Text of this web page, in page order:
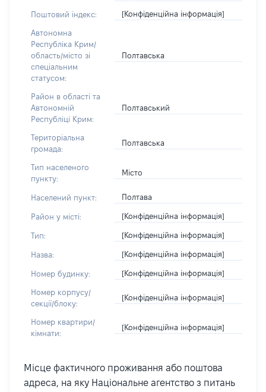
Поштовий індекс: [Конфіденційна інформація]
Автономна
Республіка Крим/
область/місто зі
спеціальним
статусом:
Полтавська
Район в області та
Автономній
Республіці Крим:
Полтавський
Територіальна
громада:
Полтавська
Тип населеного
пункту:
Місто
Населений пункт: Полтава
Район у місті: [Конфіденційна інформація]
Тип: [Конфіденційна інформація]
Назва: [Конфіденційна інформація]
Номер будинку: [Конфіденційна інформація]
Номер корпусу/
секції/блоку:
[Конфіденційна інформація]
Номер квартири/
кімнати:
[Конфіденційна інформація]
Місце фактичного проживання або поштова
адреса, на яку Національне агентство з питань